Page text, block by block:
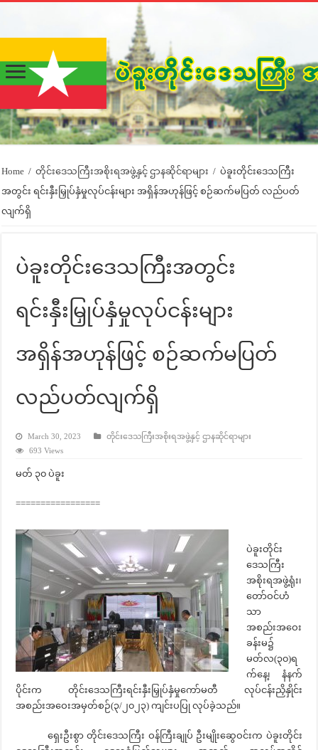
Home / တိုင်းဒေသကြီးအစိုးရအဖွဲ့နှင့် ဌာနဆိုင်ရာများ / ပဲခူးတိုင်းဒေသကြီး
အတွင်း ရင်းနှီးမြှုပ်နှံမှုလုပ်ငန်းများ အရှိန်အဟုန်ဖြင့် စဉ်ဆက်မပြတ် လည်ပတ်
လျက်ရှိ
ပဲခူးတိုင်းဒေသကြီးအတွင်း
ရင်းနှီးမြှုပ်နှံမှုလုပ်ငန်းများ
အရှိန်အဟုန်ဖြင့် စဉ်ဆက်မပြတ်
လည်ပတ်လျက်ရှိ
March 30, 2023
တိုင်းဒေသကြီးအစိုးရအဖွဲ့နှင့် ဌာနဆိုင်ရာများ
693 Views
မတ် ၃၀ ပဲခူး
=================
ပဲခူးတိုင်း
ဒေသကြီး
အစိုးရအဖွဲ့ရုံး၊
တော်ဝင်ဟံ
သာ
အစည်းအဝေး
ခန်းမ၌
မတ်လ(၃၀)ရ
က်နေ့၊ နံနက်
ပိုင်းက တိုင်းဒေသကြီးရင်းနှီးမြှုပ်နှံမှုကော်မတီ လုပ်ငန်းညှိနှိုင်း
အစည်းအဝေးအမှတ်စဉ်(၃/၂၀၂၃) ကျင်းပပြု လုပ်ခဲ့သည်။
ရှေးဦးစွာ တိုင်းဒေသကြီး ဝန်ကြီးချုပ် ဦးမျိုးဆွေဝင်းက ပဲခူးတိုင်း